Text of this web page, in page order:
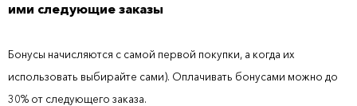
ими следующие заказы
Бонусы начисляются с самой первой покупки, а когда их
использовать выбирайте сами). Оплачивать бонусами можно до
30% от следующего заказа.